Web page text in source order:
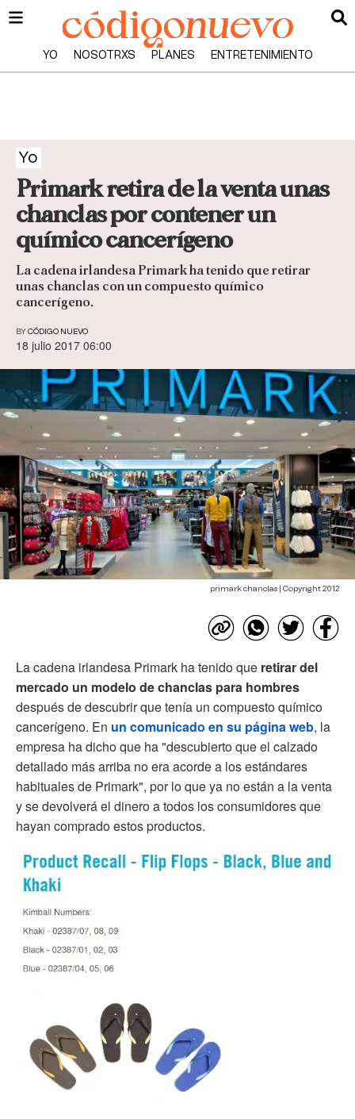
YO NOSOTRXS PLANES ENTRETENIMIENTO
Yo
Primark retira de la venta unas
chanclas por contener un
químico cancerígeno
La cadena irlandesa Primark ha tenido que retirar
unas chanclas con un compuesto químico
cancerígeno.
BY CÓDIGO NUEVO
18 julio 2017 06:00
primark chanclas | Copyright 2012
La cadena irlandesa Primark ha tenido que retirar del
mercado un modelo de chanclas para hombres
después de descubrir que tenía un compuesto químico
cancerígeno. En un comunicado en su página web, la
empresa ha dicho que ha "descubierto que el calzado
detallado más arriba no era acorde a los estándares
habituales de Primark", por lo que ya no están a la venta
y se devolverá el dinero a todos los consumidores que
hayan comprado estos productos.